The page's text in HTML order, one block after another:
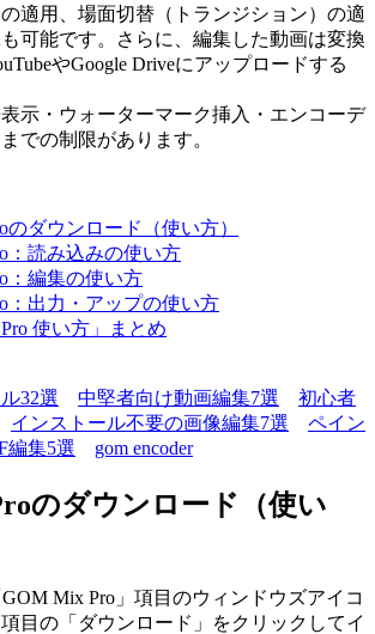
適用、場面切替（トランジション）の適
可能です。さらに、編集した動画は変換
やGoogle Driveにアップロードする
示・ウォーターマーク挿入・エンコーデ
での制限があります。
のダウンロード（使い方）
：読み込みの使い方
：編集の使い方
：出力・アップの使い方
Pro 使い方」まとめ
32選
中堅者向け動画編集7選
初心者
インストール不要の画像編集7選
ペイン
編集5選 gom encoder
のダウンロード（使い
Mix Pro」項目のウィンドウズアイコ
目の「ダウンロード」をクリックしてイ